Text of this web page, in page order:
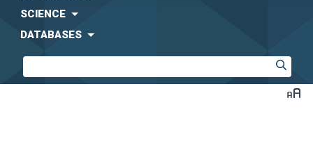
SCIENCE
DATABASES